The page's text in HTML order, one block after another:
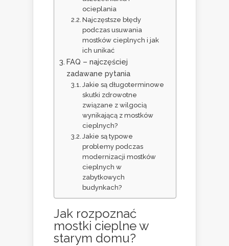
ocieplania
Najczęstsze błędy
podczas usuwania
mostków cieplnych i jak
ich unikać
FAQ – najczęściej
zadawane pytania
Jakie są długoterminowe
skutki zdrowotne
związane z wilgocią
wynikającą z mostków
cieplnych?
Jakie są typowe
problemy podczas
modernizacji mostków
cieplnych w
zabytkowych
budynkach?
Jak rozpoznać
mostki cieplne w
starym domu?